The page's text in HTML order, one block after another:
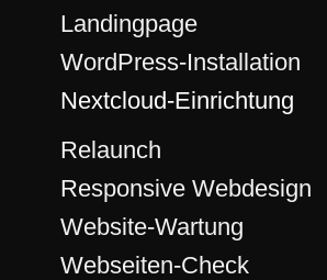
Landingpage
WordPress-Installation
Nextcloud-Einrichtung
Relaunch
Responsive Webdesign
Website-Wartung
Webseiten-Check